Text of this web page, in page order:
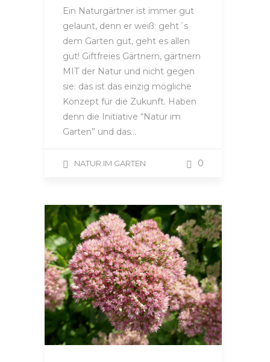
Ein Naturgärtner ist immer gut
gelaunt, denn er weiß: geht´s
dem Garten gut, geht es allen
gut! Giftfreies Gärtnern, gärtnern
MIT der Natur und nicht gegen
sie: das ist das einzig mögliche
Konzept für die Zukunft. Haben
denn die Initiative “Natur im
Garten” und das…
NATUR IM GARTEN 0